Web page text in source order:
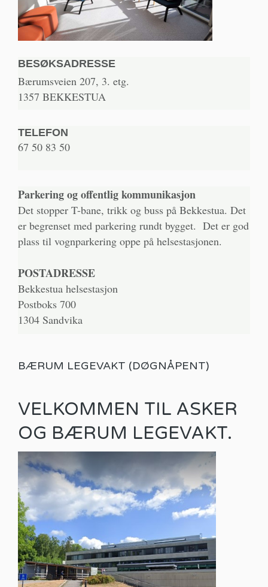
BESØKSADRESSE
Bærumsveien 207, 3. etg.
1357 BEKKESTUA
TELEFON
67 50 83 50
Parkering og offentlig kommunikasjon
Det stopper T-bane, trikk og buss på Bekkestua. Det
er begrenset med parkering rundt bygget. Det er god
plass til vognparkering oppe på helsestasjonen.
POSTADRESSE
Bekkestua helsestasjon
Postboks 700
1304 Sandvika
BÆRUM LEGEVAKT (DØGNÅPENT)
VELKOMMEN TIL ASKER
OG BÆRUM LEGEVAKT.